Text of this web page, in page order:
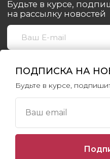
ПОДПИСКА НА
Будьте в курсе,
Ваш email